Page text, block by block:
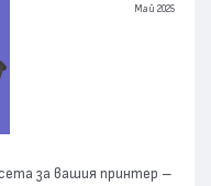
Май 2025
за вашия принтер –